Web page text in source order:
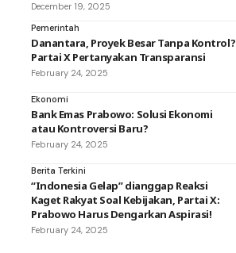
December 19, 2025
Pemerintah
Danantara, Proyek Besar Tanpa Kontrol?
Partai X Pertanyakan Transparansi
February 24, 2025
Ekonomi
Bank Emas Prabowo: Solusi Ekonomi
atau Kontroversi Baru?
February 24, 2025
Berita Terkini
“Indonesia Gelap” dianggap Reaksi
Kaget Rakyat Soal Kebijakan, Partai X:
Prabowo Harus Dengarkan Aspirasi!
February 24, 2025